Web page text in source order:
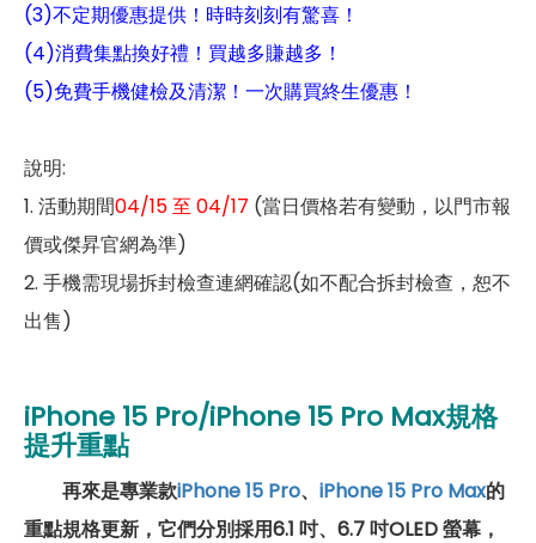
(3)不定期優惠提供！時時刻刻有驚喜！
(4)消費集點換好禮！買越多賺越多！
(5)免費手機健檢及清潔！一次購買終生優惠！
說明:
1. 活動期間04/15 至 04/17 (當日價格若有變動，以門市報
價或傑昇官網為準)
2. 手機需現場拆封檢查連網確認(如不配合拆封檢查，恕不
出售)
iPhone 15 Pro/iPhone 15 Pro Max規格
提升重點
再來是專業款iPhone 15 Pro、 iPhone 15 Pro Max的
重點規格更新，它們分別採用6.1 吋、6.7 吋OLED 螢幕，